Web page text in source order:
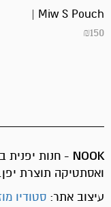
Miw S Pouch |
₪150
NOOK - חנות יפנית
ואסתטיקה תוצרת יפן.
עיצוב אתר: סטודיו